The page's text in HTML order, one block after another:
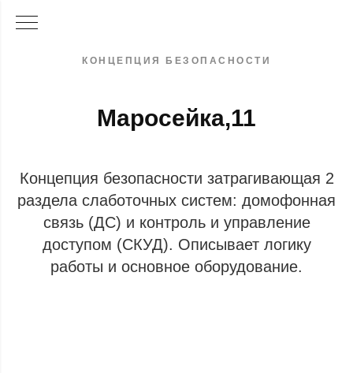
КОНЦЕПЦИЯ БЕЗОПАСНОСТИ
Маросейка,11
Концепция безопасности затрагивающая 2
раздела слаботочных систем: домофонная
связь (ДС) и контроль и управление
доступом (СКУД). Описывает логику
работы и основное оборудование.